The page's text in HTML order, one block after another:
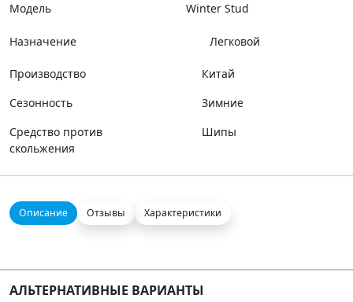
Модель
Winter Stud
Назначение Легковой
Производство
Китай
Сезонность
Зимние
Средство против
скольжения
Шипы
Описание Отзывы Характеристики
АЛЬТЕРНАТИВНЫЕ ВАРИАНТЫ